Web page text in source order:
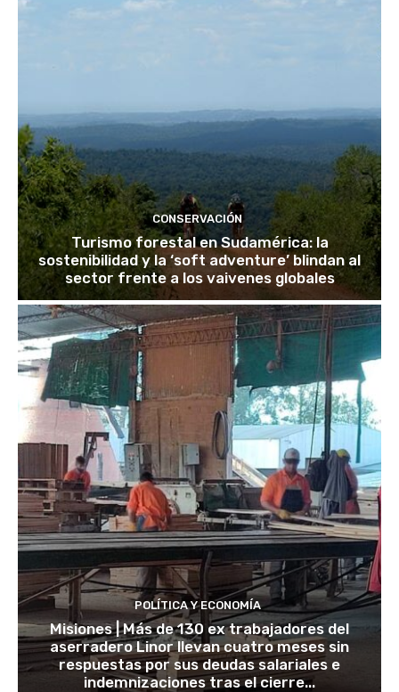
CONSERVACIÓN
Turismo forestal en Sudamérica: la
sostenibilidad y la ‘soft adventure’ blindan al
sector frente a los vaivenes globales
POLÍTICA Y ECONOMÍA
Misiones | Más de 130 ex trabajadores del
aserradero Linor llevan cuatro meses sin
respuestas por sus deudas salariales e
indemnizaciones tras el cierre...